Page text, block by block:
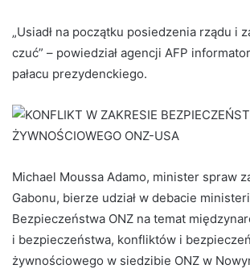
„Usiadł na początku posiedzenia rządu i
czuć” – powiedział agencji AFP
pałacu prezydenckiego.
Michael Moussa Adamo, minister spraw
Gabonu, bierze udział w debacie
Bezpieczeństwa ONZ na temat
i bezpieczeństwa, konfliktów i
żywnościowego w siedzibie ONZ w